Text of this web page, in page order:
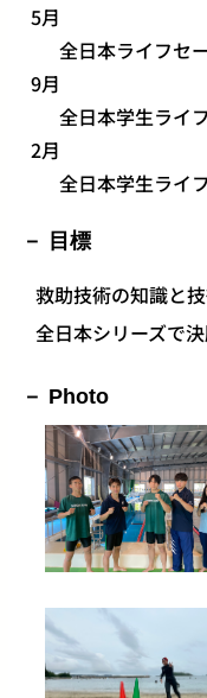
5月
全日本ライフセ
9月
全日本学生ライ
2月
全日本学生ライ
目標
救助技術の知識と
全日本シリーズで決
Photo